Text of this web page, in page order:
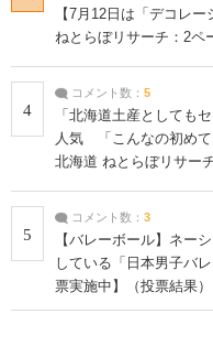
【7月12日は「デコレ
ねとらぼリサーチ：2ペ
4
コメント数： 5
「北海道土産としても
人気 「こんなの初めて
北海道 ねとらぼリサー
5
コメント数： 3
【バレーボール】ネー
している「日本男子バ
票実施中】（投票結果